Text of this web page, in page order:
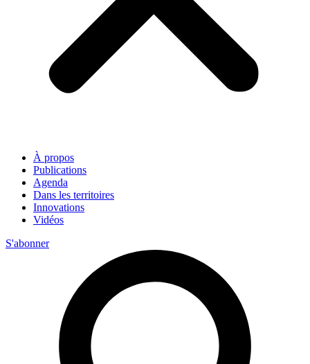
À propos
Publications
Agenda
Dans les territoires
Innovations
Vidéos
S'abonner